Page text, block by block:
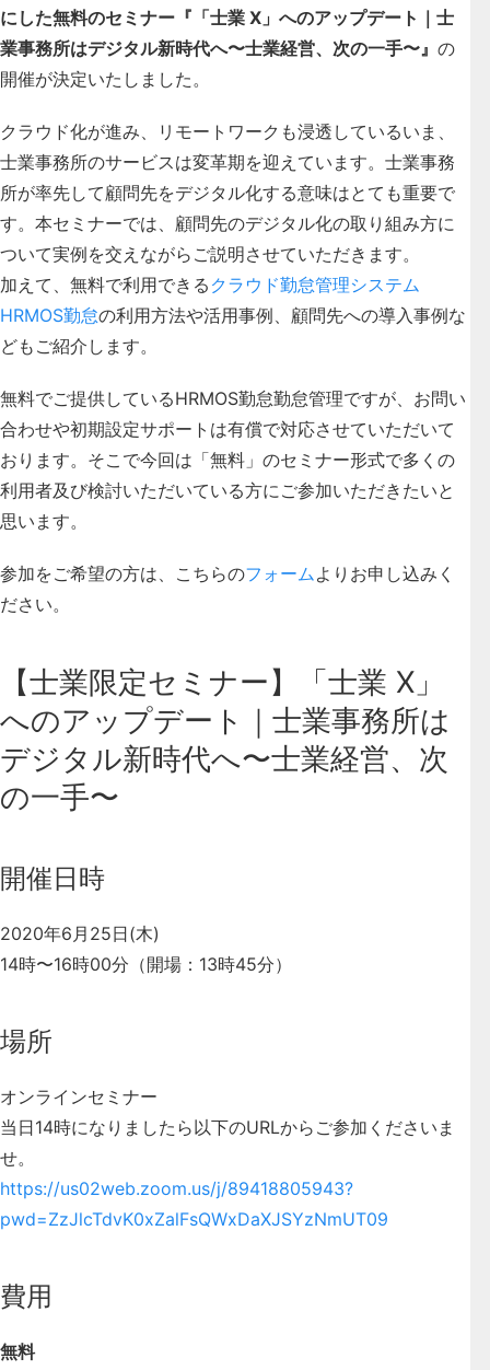
にした無料のセミナー 『「士業 X」へのアップデート｜士
業事務所はデジタル新時代へ〜士業経営、次の一手〜』 の
開催が決定いたしました。
クラウド化が進み、リモートワークも浸透しているいま、
士業事務所のサービスは変革期を迎えています。士業事務
所が率先して顧問先をデジタル化する意味はとても重要で
す。本セミナーでは、 顧問先のデジタル化の取り組み方に
ついて実例を交えながらご説明させていただきます。
加えて、無料で利用できる クラウド勤怠管理システム
HRMOS勤怠の利用方法や活用事例、顧問先への導入事例な
どもご紹介します。
無料でご提供しているHRMOS勤怠勤怠管理ですが、お問い
合わせや初期設定サポートは有償で対応させていただいて
おります。そこで今回は 「無料」のセミナー形式で多くの
利用者及び検討いただいている方にご参加いただきたいと
思います。
参加をご希望の方は、こちらのフォームよりお申し込みく
ださい。
【士業限定セミナー】「士業 X」
へのアップデート｜士業事務所は
デジタル新時代へ〜士業経営、次
の一手〜
開催日時
2020年6月25日(木)
14時〜16時00分（開場：13時45分）
場所
オンラインセミナー
当日14時になりましたら以下のURLからご参加くださいま
せ。
https://us02web.zoom.us/j/89418805943?
pwd=ZzJlcTdvK0xZalFsQWxDaXJSYzNmUT09
費用
無料